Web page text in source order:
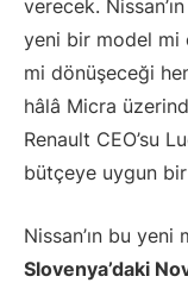
verecek.
yeni bir model mi
mi dönüşeceği
hâlâ Micra
Renault CEO’su
bütçeye uygun
Nissan’ın bu yeni
Slovenya’daki